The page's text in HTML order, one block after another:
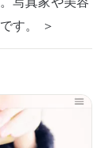
す。 ＞